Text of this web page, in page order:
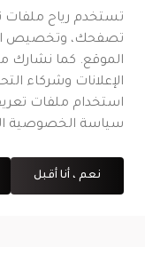
CR No.| VAT No.
رقم شهادة التوثيق على
تستخدم رياح ملفات
تصفحك، وتخصيص
الموقع. كما
الإعلانات وشركاء
استخدام ملفات تعريف
سياسة الخصوصية
نعم ، أنا أقبل